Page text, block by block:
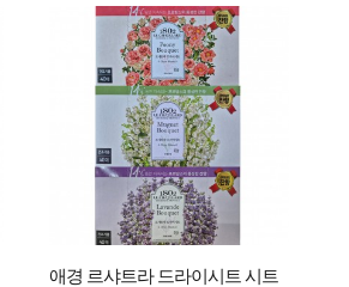
애경 르샤트라 드라이시트 시트